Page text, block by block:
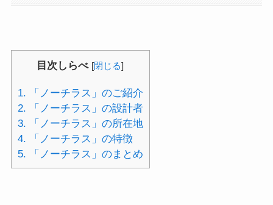
目次しらべ [閉じる]
1. 「ノーチラス」のご紹介
2. 「ノーチラス」の設計者
3. 「ノーチラス」の所在地
4. 「ノーチラス」の特徴
5. 「ノーチラス」のまとめ